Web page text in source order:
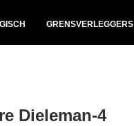
GRENSVERLEGGERS
Dieleman-4